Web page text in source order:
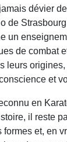
dévier
de
un
de combat
leurs
et
en
il reste
formes et, en